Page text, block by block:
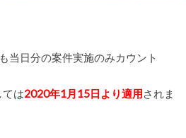
当日分の案件実施のみカウント
ては2020年1月15日より適用されま